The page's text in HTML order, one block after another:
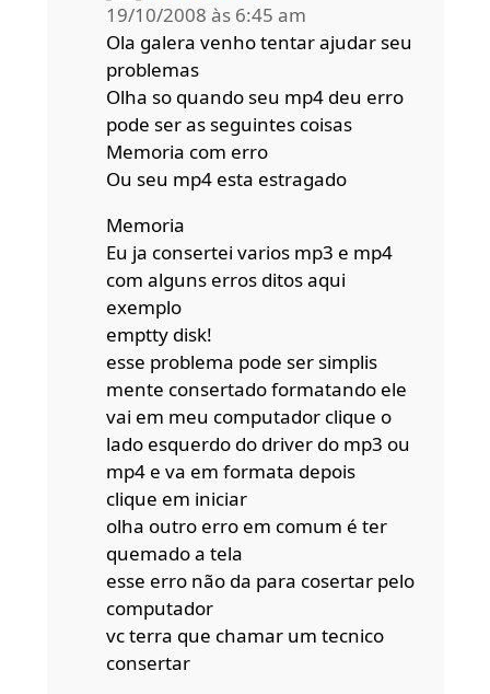
19/10/2008 às 6:45 am
Ola galera venho tentar ajudar seu
problemas
Olha so quando seu mp4 deu erro
pode ser as seguintes coisas
Memoria com erro
Ou seu mp4 esta estragado
Memoria
Eu ja consertei varios mp3 e mp4
com alguns erros ditos aqui
exemplo
emptty disk!
esse problema pode ser simplis
mente consertado formatando ele
vai em meu computador clique o
lado esquerdo do driver do mp3 ou
mp4 e va em formata depois
clique em iniciar
olha outro erro em comum é ter
quemado a tela
esse erro não da para cosertar pelo
computador
vc terra que chamar um tecnico
consertar